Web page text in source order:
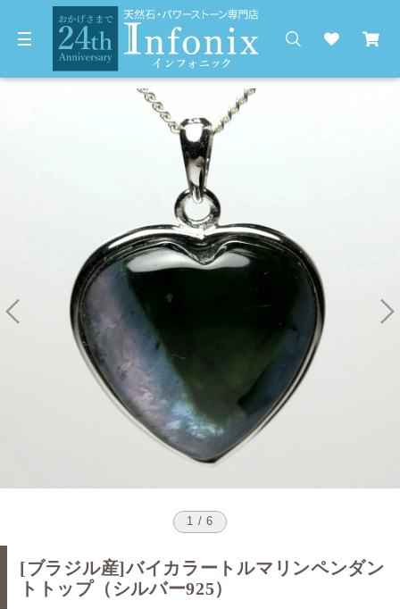
1 / 6
[ブラジル産]バイカラートルマリンペンダン
トトップ（シルバー925）